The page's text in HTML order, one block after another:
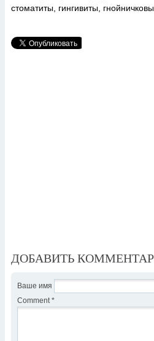
стоматиты, гингивиты,
ДОБАВИТЬ
Ваше имя
Comment *